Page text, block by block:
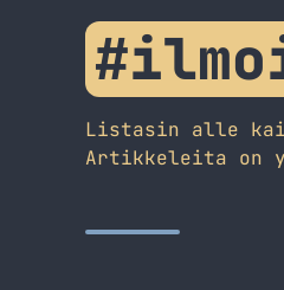
Listasin alle
Artikkeleita on